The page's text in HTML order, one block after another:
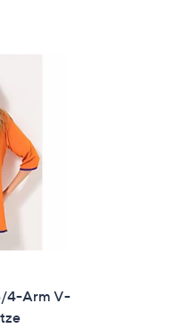
4-Arm V-